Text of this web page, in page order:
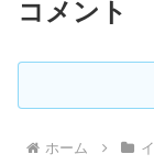
コメント
ホーム